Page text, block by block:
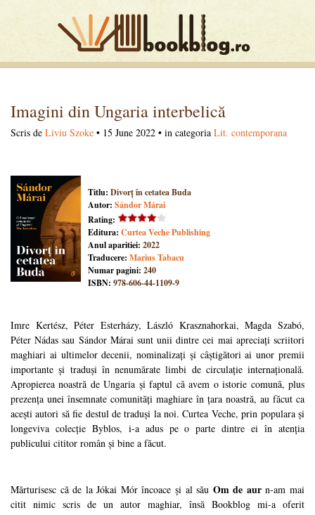
Imagini din Ungaria interbelică
Scris de Liviu Szoke • 15 June 2022 • in categoria Lit. contemporana
Titlu: Divorț în cetatea Buda
Autor: Sándor Márai
Rating:
Editura: Curtea Veche Publishing
Anul aparitiei: 2022
Traducere: Marius Tabacu
Numar pagini: 240
ISBN: 978-606-44-1109-9
Imre Kertész, Péter Esterházy, László Krasznahorkai, Magda Szabó,
Péter Nádas sau Sándor Márai sunt unii dintre cei mai apreciați scriitori
maghiari ai ultimelor decenii, nominalizați și câștigători ai unor premii
importante și traduși în nenumărate limbi de circulație internațională.
Apropierea noastră de Ungaria și faptul că avem o istorie comună, plus
prezența unei însemnate comunități maghiare în țara noastră, au făcut ca
acești autori să fie destul de traduși la noi. Curtea Veche, prin populara și
longeviva colecție Byblos, i-a adus pe o parte dintre ei în atenția
publicului cititor român și bine a făcut.
Mărturisesc că de la Jókai Mór încoace și al său Om de aurn-am mai
citit nimic scris de un autor maghiar, însă Bookblog mi-a oferit